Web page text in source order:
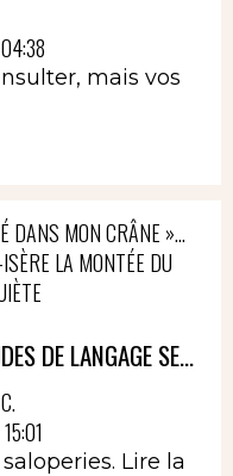
mais vos
DANS MON CRÂNE »…
LA MONTÉE DU
DE LANGAGE SE...
Lire la